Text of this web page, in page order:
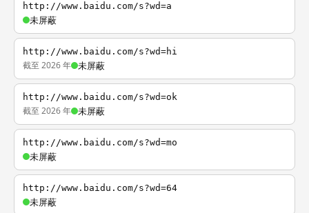
http://www.baidu.com/s?wd=a
未屏蔽
http://www.baidu.com/s?wd=hi
截至 2026 年 未屏蔽
http://www.baidu.com/s?wd=ok
截至 2026 年 未屏蔽
http://www.baidu.com/s?wd=mo
未屏蔽
http://www.baidu.com/s?wd=64
未屏蔽